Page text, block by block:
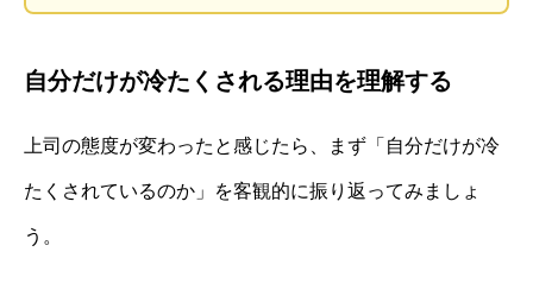
自分だけが冷たくされる理由を理解する
上司の態度が変わったと感じたら、まず「自分だけが冷
たくされているのか」を客観的に振り返ってみましょ
う。